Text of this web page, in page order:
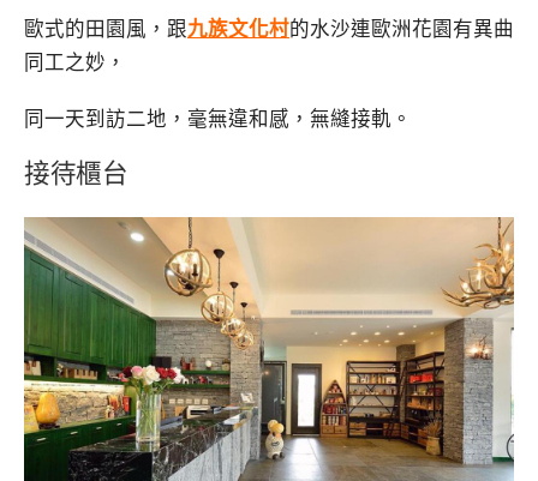
歐式的田園風，跟九族文化村的水沙連歐洲花園有異曲
同工之妙，
同一天到訪二地，毫無違和感，無縫接軌。
接待櫃台